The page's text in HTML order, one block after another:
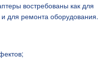
востребованы как для
для ремонта оборудования.